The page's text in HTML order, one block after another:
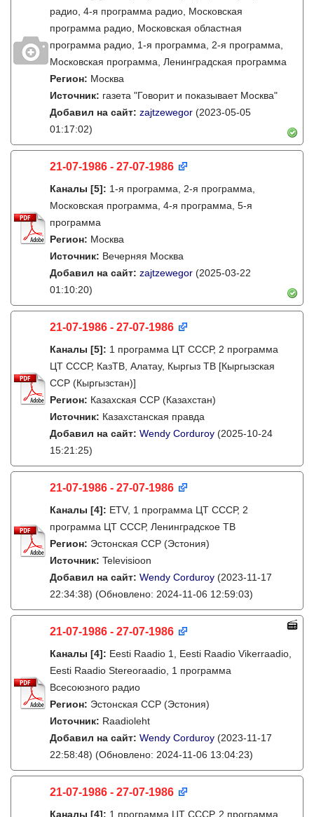
радио, 4-я программа радио, Московская
программа радио, Московская областная
программа радио, 1-я программа, 2-я программа,
Московская программа, Ленинградская программа
Регион: Москва
Источник: газета "Говорит и показывает Москва"
Добавил на сайт: zajtzewegor (2023-05-05
01:17:02)
21-07-1986 - 27-07-1986
Каналы [5]: 1-я программа, 2-я программа,
Московская программа, 4-я программа, 5-я
программа
Регион: Москва
Источник: Вечерняя Москва
Добавил на сайт: zajtzewegor (2025-03-22
01:10:20)
21-07-1986 - 27-07-1986
Каналы [5]: 1 программа ЦТ СССР, 2 программа
ЦТ СССР, КазТВ, Алатау, Кыргыз ТВ [Кыргызская
ССР (Кыргызстан)]
Регион: Казахская ССР (Казахстан)
Источник: Казахстанская правда
Добавил на сайт: Wendy Corduroy (2025-10-24
15:21:25)
21-07-1986 - 27-07-1986
Каналы [4]: ETV, 1 программа ЦТ СССР, 2
программа ЦТ СССР, Ленинградское ТВ
Регион: Эстонская ССР (Эстония)
Источник: Televisioon
Добавил на сайт: Wendy Corduroy (2023-11-17
22:34:38) (Обновлено: 2024-11-06 12:59:03)
21-07-1986 - 27-07-1986
Каналы [4]: Eesti Raadio 1, Eesti Raadio Vikerraadio,
Eesti Raadio Stereoraadio, 1 программа
Всесоюзного радио
Регион: Эстонская ССР (Эстония)
Источник: Raadioleht
Добавил на сайт: Wendy Corduroy (2023-11-17
22:58:48) (Обновлено: 2024-11-06 13:04:23)
21-07-1986 - 27-07-1986
Каналы [4]: 1 программа ЦТ СССР, 2 программа